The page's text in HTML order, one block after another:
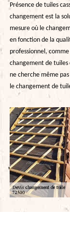
Présence de tuiles
changement est la
mesure où le
en fonction de la
professionnel,
changement de tuiles
ne cherche même
le changement de